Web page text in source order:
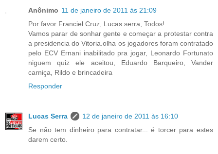
Anônimo 11 de janeiro de 2011 às 21:09
Por favor Franciel Cruz, Lucas serra, Todos!
Vamos parar de sonhar gente e começar a protestar contra
a presidencia do Vitoria.olha os jogadores foram contratado
pelo ECV Ernani inabilitado pra jogar, Leonardo Fortunato
niguem quiz ele aceitou, Eduardo Barqueiro, Vander
carniça, Rildo e brincadeira
Responder
Lucas Serra
12 de janeiro de 2011 às 16:10
Se não tem dinheiro para contratar... é torcer para estes
darem certo.